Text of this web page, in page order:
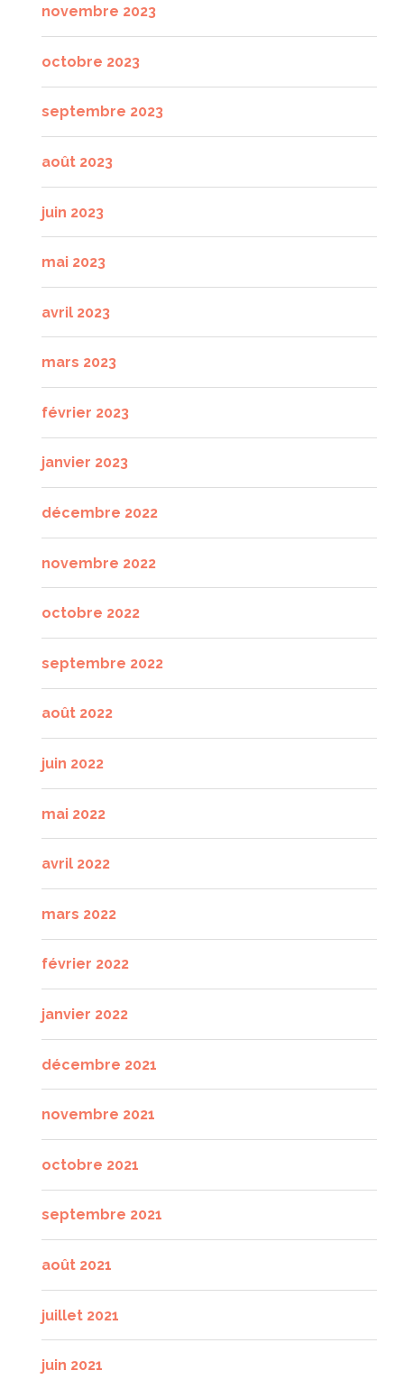
novembre 2023
octobre 2023
septembre 2023
août 2023
juin 2023
mai 2023
avril 2023
mars 2023
février 2023
janvier 2023
décembre 2022
novembre 2022
octobre 2022
septembre 2022
août 2022
juin 2022
mai 2022
avril 2022
mars 2022
février 2022
janvier 2022
décembre 2021
novembre 2021
octobre 2021
septembre 2021
août 2021
juillet 2021
juin 2021